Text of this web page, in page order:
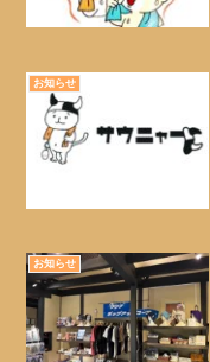
お知らせ
お知らせ